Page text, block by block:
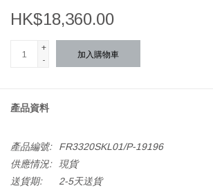
HK$18,360.00
+
-
加入購物車
產品資料
產品編號:
FR3320SKL01/P-19196
供應情況:
現貨
送貨期:
2-5天送貨